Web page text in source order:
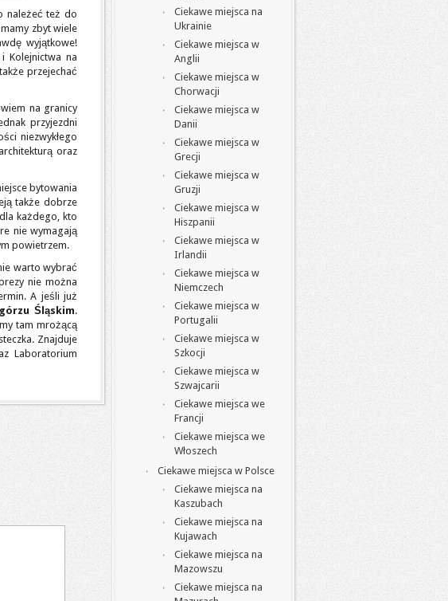
należeć też do
zbyt wiele
wyjątkowe!
Kolejnictwa na
przejechać
na granicy
przyjezdni
niezwykłego
oraz
bytowania
także dobrze
każdego, kto
nie wymagają
powietrzem.
warto wybrać
nie można
A jeśli już
Śląskim.
tam mrożącą
Znajduje
Laboratorium
Ciekawe miejsca na
Ukrainie
Ciekawe miejsca w
Anglii
Ciekawe miejsca w
Chorwacji
Ciekawe miejsca w
Danii
Ciekawe miejsca w
Grecji
Ciekawe miejsca w
Gruzji
Ciekawe miejsca w
Hiszpanii
Ciekawe miejsca w
Irlandii
Ciekawe miejsca w
Niemczech
Ciekawe miejsca w
Portugalii
Ciekawe miejsca w
Szkocji
Ciekawe miejsca w
Szwajcarii
Ciekawe miejsca we
Francji
Ciekawe miejsca we
Włoszech
Ciekawe miejsca w Polsce
Ciekawe miejsca na
Kaszubach
Ciekawe miejsca na
Kujawach
Ciekawe miejsca na
Mazowszu
Ciekawe miejsca na